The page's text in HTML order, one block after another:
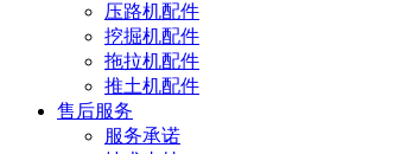
压路机配件
挖掘机配件
拖拉机配件
推土机配件
售后服务
服务承诺